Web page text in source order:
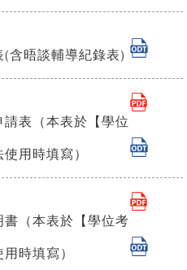
含晤談輔導紀錄表)
表（本表於【學位
用時填寫）
（本表於【學位考
時填寫）